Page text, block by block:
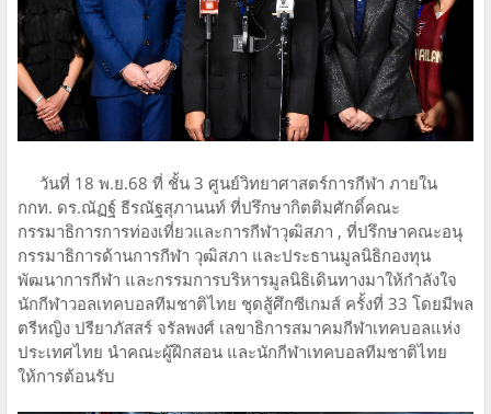
วันที่ 18 พ.ย.68 ที่ ชั้น 3 ศูนย์วิทยาศาสตร์การกีฬา ภายใน
กกท. ดร.ณัฏฐ์ ธีรณัฐสุภานนท์ ที่ปรึกษากิตติมศักดิ์คณะ
กรรมาธิการการท่องเที่ยวและการกีฬาวุฒิสภา , ที่ปรึกษาคณะอนุ
กรรมาธิการด้านการกีฬา วุฒิสภา และประธานมูลนิธิกองทุน
พัฒนาการกีฬา และกรรมการบริหารมูลนิธิเดินทางมาให้กำลังใจ
นักกีฬาวอลเทคบอลทีมชาติไทย ชุดสู้ศึกซีเกมส์ ครั้งที่ 33 โดยมีพล
ตรีหญิง ปรียาภัสสร์ จรัลพงศ์ เลขาธิการสมาคมกีฬาเทคบอลแห่ง
ประเทศไทย นำคณะผู้ฝึกสอน และนักกีฬาเทคบอลทีมชาติไทย
ให้การต้อนรับ